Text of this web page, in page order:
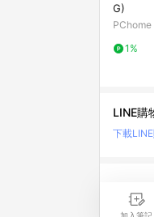
G)
1%
LINE購
下載
LINE
時間差